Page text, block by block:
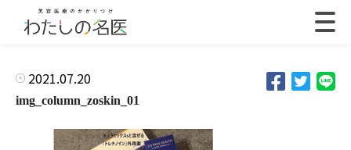
2021.07.20
img_column_zoskin_01